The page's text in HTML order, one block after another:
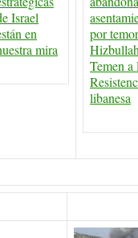
Israel
en
mira
por
Temen a
libanesa